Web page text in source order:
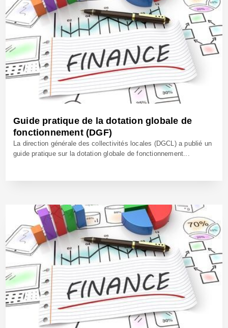
Guide pratique de la dotation globale de
fonctionnement (DGF)
La direction générale des collectivités locales (DGCL) a publié un
guide pratique sur la dotation globale de fonctionnement...
22 Avr 2021 - Réf: BW40710